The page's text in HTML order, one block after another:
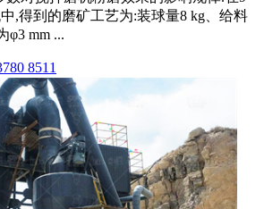
,得到的磨矿工艺为:装球量8 kg、给料
φ3 mm ...
8511